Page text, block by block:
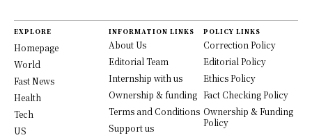
EXPLORE
Homepage
World
Fast News
Health
Tech
US
INFORMATION LINKS
About Us
Editorial Team
Internship with us
Ownership & funding
Terms and Conditions
Support us
POLICY LINKS
Correction Policy
Editorial Policy
Ethics Policy
Fact Checking Policy
Ownership & Funding
Policy